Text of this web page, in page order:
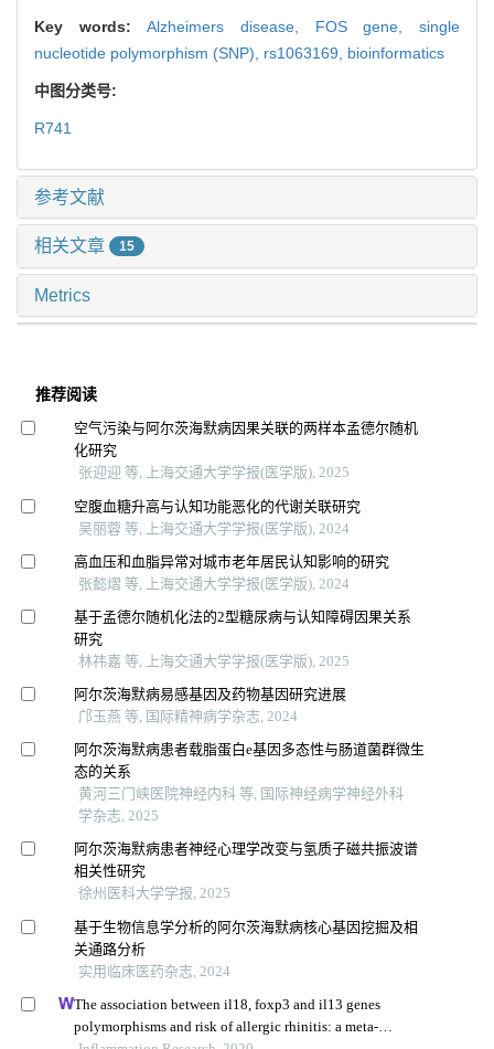
Key words:Alzheimers disease, FOS gene,single
nucleotide polymorphism (SNP), rs1063169, bioinformatics
中图分类号:
R741
参考文献
相关文章 15
Metrics
推荐阅读
空气污染与阿尔茨海默病因果关联的两样本孟德尔随机
化研究
张迎迎 等, 上海交通大学学报(医学版), 2025
空腹血糖升高与认知功能恶化的代谢关联研究
吴丽蓉 等, 上海交通大学学报(医学版), 2024
高血压和血脂异常对城市老年居民认知影响的研究
张懿熠 等, 上海交通大学学报(医学版), 2024
基于孟德尔随机化法的2型糖尿病与认知障碍因果关系
研究
林祎嘉 等, 上海交通大学学报(医学版), 2025
阿尔茨海默病易感基因及药物基因研究进展
邝玉燕 等, 国际精神病学杂志, 2024
阿尔茨海默病患者载脂蛋白e基因多态性与肠道菌群微生
态的关系
黄河三门峡医院神经内科 等, 国际神经病学神经外科
学杂志, 2025
阿尔茨海默病患者神经心理学改变与氢质子磁共振波谱
相关性研究
徐州医科大学学报, 2025
基于生物信息学分析的阿尔茨海默病核心基因挖掘及相
关通路分析
实用临床医药杂志, 2024
The association between il18, foxp3 and il13 genes
polymorphisms and risk of allergic rhinitis: a meta-